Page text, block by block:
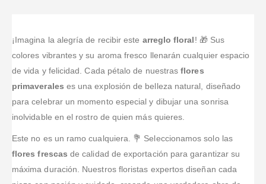
¡Imagina la alegría de recibir este arreglo floral! 🎁 Sus
colores vibrantes y su aroma fresco llenarán cualquier espacio
de vida y felicidad. Cada pétalo de nuestrasflores
primaverales es una explosión de belleza natural, diseñado
para celebrar un momento especial y dibujar una sonrisa
inolvidable en el rostro de quien más quieres.
Este no es un ramo cualquiera. 💐 Seleccionamos solo las
flores frescas de calidad de exportación para garantizar su
máxima duración. Nuestros floristas expertos diseñan cada